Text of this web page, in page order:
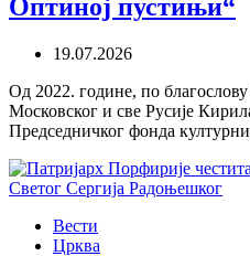
Оптиној пустињи“
19.07.2026
Од 2022. године, по
Московског и све Русије
Председничког фонда
Вести
Црква